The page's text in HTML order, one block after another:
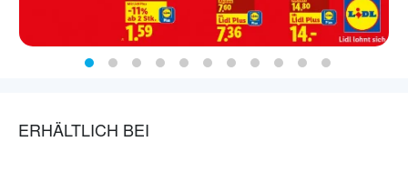
ERHÄLTLICH BEI